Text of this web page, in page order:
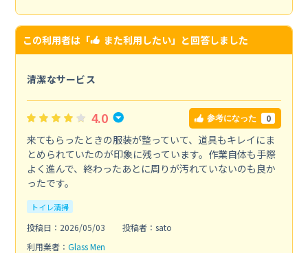
この利用者は「 また利用したい」と回答しました
清潔なサービス
4.0 参考になった 0
来てもらったときの服装が整っていて、道具もキレイにま
とめられていたのが印象に残っています。作業自体も手際
よく進んで、終わったあとに周りが汚れていないのも良か
ったです。
トイレ清掃
投稿日：2026/05/03
投稿者：sato
利用業者： Glass Men